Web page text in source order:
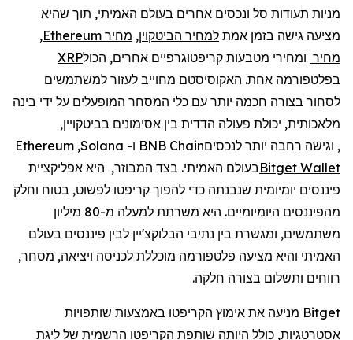
מניות תעודות סל ונכסים אחרים בעולם האמיתי, תוך שהיא
מציעה גישה בזמן אמת למחיר הביטקוין, מחיר Ethereum
,
מחיר
XRPומחירי מטבעות קריפטוגרפיים אחרים, הכול
בפלטפורמה אחת. האקוסיסטם מחוייב לעזור למשתמשים
לסחור בצורה חכמה יותר עם כלי המסחר המופעלים על ידי בינה
מלאכותית, יכולת פעולה הדדית בין אסימונים בביטקויין,
Ethereum ,Solana ו- BNB Chain, וגישה רחבה יותר לנכסים
בעולם האמיתי. בצד המבוזר,Bitget Wallet
היא אפליקציית
פיננסים יומיומית שנבנתה כדי להפוך קריפטו לפשוט, בטוח וחלק
מהפיננסים היומיומיים. היא משרתת למעלה מ-80
מיליון
משתמשים, ומגשרת בין נתיבי הבלוקצ'יין לבין פיננסים בעולם
האמיתי והיא מציעה פלטפורמה מוכללת לכניסה ויציאה, מסחר,
רווחים ותשלום בצורה חלקה.
Bitget מניעה את אימוץ הקריפטו באמצעות שותפויות
אסטרטגיות, כולל היותה שותפת הקריפטו הרשמית של ליגת